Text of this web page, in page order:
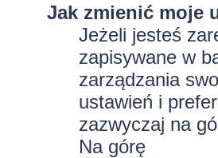
Jak zmienić moje
Jeżeli jesteś
zapisywane w
zarządzania
ustawień i
zazwyczaj na
Na górę